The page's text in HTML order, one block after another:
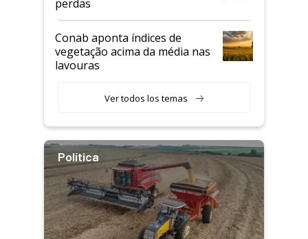
perdas
Conab aponta índices de
vegetação acima da média nas
lavouras
Ver todos los temas
Política